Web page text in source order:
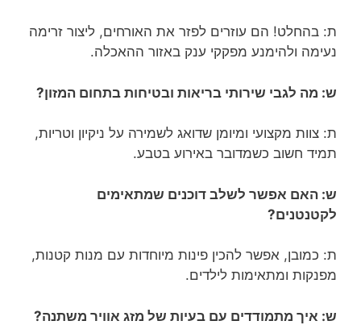
ת: בהחלט! הם עוזרים לפזר את האורחים, ליצור זרימה
נעימה ולהימנע מפקקי ענק באזור ההאכלה.
ש: מה לגבי שירותי בריאות ובטיחות בתחום המזון?
ת: צוות מקצועי ומיומן שדואג לשמירה על ניקיון וטריות,
תמיד חשוב כשמדובר באירוע בטבע.
ש: האם אפשר לשלב דוכנים שמתאימים
לקטנטנים?
ת: כמובן, אפשר להכין פינות מיוחדות עם מנות קטנות,
מפנקות ומתאימות לילדים.
ש: איך מתמודדים עם בעיות של מזג אוויר משתנה?